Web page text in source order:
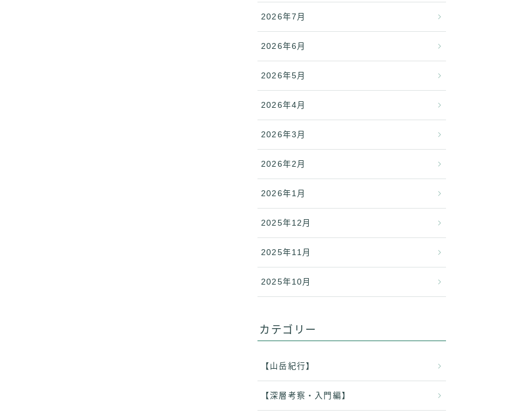
2026年7月
2026年6月
2026年5月
2026年4月
2026年3月
2026年2月
2026年1月
2025年12月
2025年11月
2025年10月
カテゴリー
【山岳紀行】
【深層考察・入門編】